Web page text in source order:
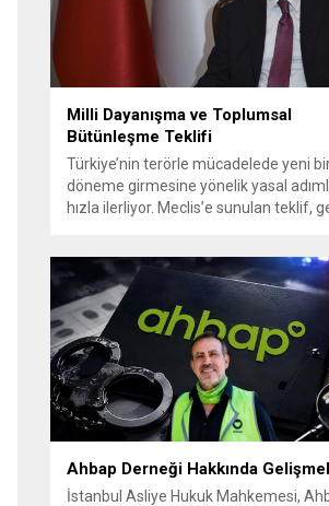
Milli Dayanışma ve Toplumsal
Bütünleşme Teklifi
Türkiye’nin terörle mücadelede yeni
döneme girmesine yönelik yasal
hızla ilerliyor. Meclis’e sunulan teklif,
Genel Başkanvekili Efkan Ala, teklifin
yakın milletvekilinin imzasıyla TBMM
Başkanlığı’na verildiğini belirterek, hem
siyasi hem de toplumsal düzeyde
bir destek bulunduğunu...
Ahbap Derneği Hakkında
İstanbul Asliye Hukuk Mahkemesi,